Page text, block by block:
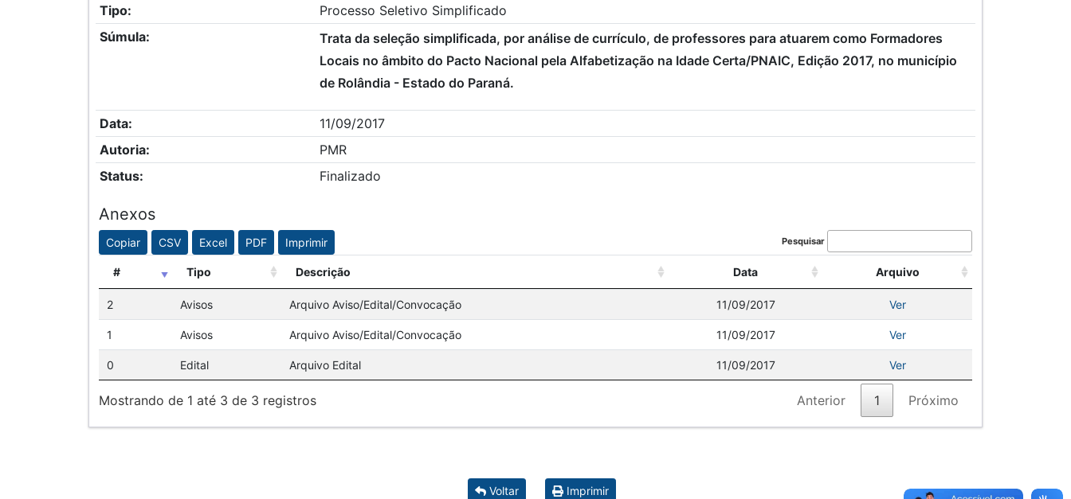
Tipo:
Processo Seletivo Simplificado
Súmula:
Trata da seleção simplificada, por análise de currículo, de professores para atuarem como Formadores
Locais no âmbito do Pacto Nacional pela Alfabetização na Idade Certa/PNAIC, Edição 2017, no município
de Rolândia - Estado do Paraná.
Data:
11/09/2017
Autoria:
PMR
Status:
Finalizado
Anexos
Copiar CSV Excel PDF Imprimir Pesquisar
# Tipo Descrição Data Arquivo
2 Avisos Arquivo Aviso/Edital/Convocação 11/09/2017 Ver
1 Avisos Arquivo Aviso/Edital/Convocação 11/09/2017 Ver
0 Edital Arquivo Edital 11/09/2017 Ver
Mostrando de 1 até 3 de 3 registros Anterior 1 Próximo
Voltar Imprimir